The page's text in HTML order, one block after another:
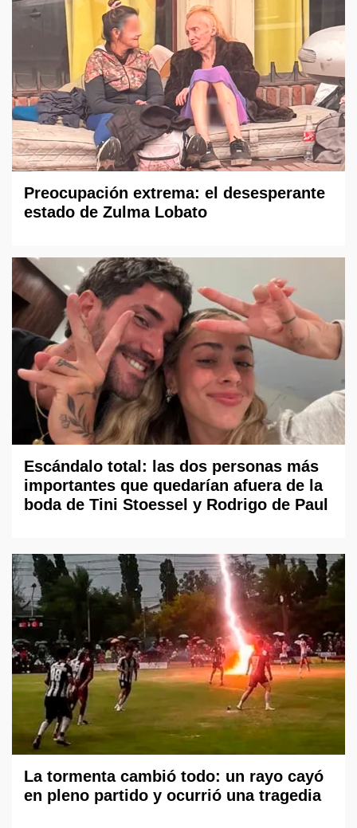
Preocupación extrema: el desesperante
estado de Zulma Lobato
Escándalo total: las dos personas más
importantes que quedarían afuera de la
boda de Tini Stoessel y Rodrigo de Paul
La tormenta cambió todo: un rayo cayó
en pleno partido y ocurrió una tragedia